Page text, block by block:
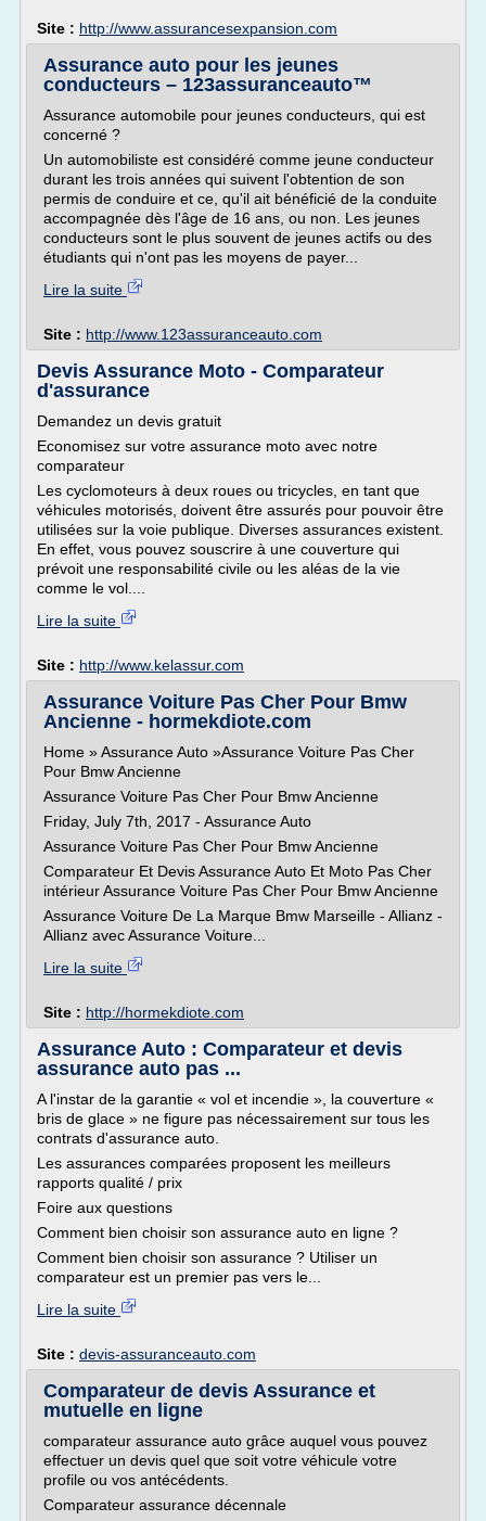
Site : http://www.assurancesexpansion.com
Assurance auto pour les jeunes
conducteurs – 123assuranceauto™
Assurance automobile pour jeunes conducteurs, qui est
concerné ?
Un automobiliste est considéré comme jeune conducteur
durant les trois années qui suivent l'obtention de son
permis de conduire et ce, qu'il ait bénéficié de la conduite
accompagnée dès l'âge de 16 ans, ou non. Les jeunes
conducteurs sont le plus souvent de jeunes actifs ou des
étudiants qui n'ont pas les moyens de payer...
Lire la suite
Site : http://www.123assuranceauto.com
Devis Assurance Moto - Comparateur
d'assurance
Demandez un devis gratuit
Economisez sur votre assurance moto avec notre
comparateur
Les cyclomoteurs à deux roues ou tricycles, en tant que
véhicules motorisés, doivent être assurés pour pouvoir être
utilisées sur la voie publique. Diverses assurances existent.
En effet, vous pouvez souscrire à une couverture qui
prévoit une responsabilité civile ou les aléas de la vie
comme le vol....
Lire la suite
Site : http://www.kelassur.com
Assurance Voiture Pas Cher Pour Bmw
Ancienne - hormekdiote.com
Home » Assurance Auto »Assurance Voiture Pas Cher
Pour Bmw Ancienne
Assurance Voiture Pas Cher Pour Bmw Ancienne
Friday, July 7th, 2017 - Assurance Auto
Assurance Voiture Pas Cher Pour Bmw Ancienne
Comparateur Et Devis Assurance Auto Et Moto Pas Cher
intérieur Assurance Voiture Pas Cher Pour Bmw Ancienne
Assurance Voiture De La Marque Bmw Marseille - Allianz -
Allianz avec Assurance Voiture...
Lire la suite
Site : http://hormekdiote.com
Assurance Auto : Comparateur et devis
assurance auto pas ...
A l'instar de la garantie « vol et incendie », la couverture «
bris de glace » ne figure pas nécessairement sur tous les
contrats d'assurance auto.
Les assurances comparées proposent les meilleurs
rapports qualité / prix
Foire aux questions
Comment bien choisir son assurance auto en ligne ?
Comment bien choisir son assurance ? Utiliser un
comparateur est un premier pas vers le...
Lire la suite
Site : devis-assuranceauto.com
Comparateur de devis Assurance et
mutuelle en ligne
comparateur assurance auto grâce auquel vous pouvez
effectuer un devis quel que soit votre véhicule votre
profile ou vos antécédents.
Comparateur assurance décennale